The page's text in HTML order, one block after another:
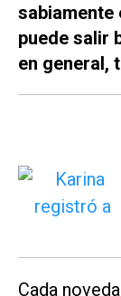
sabiamente
puede salir
en general,
Cada